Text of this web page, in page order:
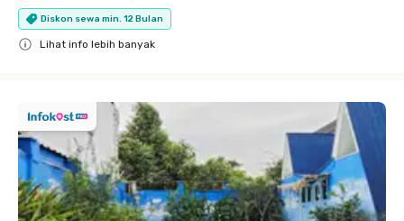
Diskon sewa min. 12 Bulan
Lihat info lebih banyak